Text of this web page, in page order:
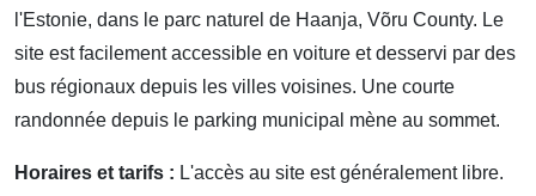
l'Estonie, dans le parc naturel de Haanja, Võru County. Le
site est facilement accessible en voiture et desservi par des
bus régionaux depuis les villes voisines. Une courte
randonnée depuis le parking municipal mène au sommet.
Horaires et tarifs : L'accès au site est généralement libre.